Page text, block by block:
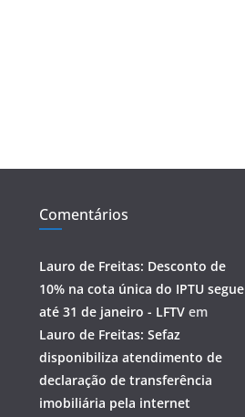
Comentários
Lauro de Freitas: Desconto de
10% na cota única do IPTU segue
até 31 de janeiro - LFTV em
Lauro de Freitas: Sefaz
disponibiliza atendimento de
declaração de transferência
imobiliária pela internet